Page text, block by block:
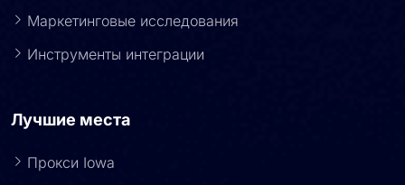
Маркетинговые исследования
Инструменты интеграции
Лучшие места
Прокси Iowa